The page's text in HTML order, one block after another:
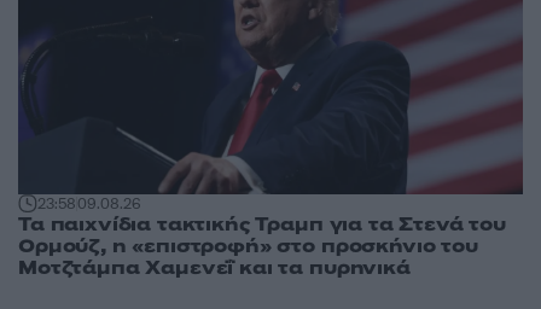
23:5809.08.26
Τα παιχνίδια τακτικής Τραμπ για τα Στενά του
Ορμούζ, η «επιστροφή» στο προσκήνιο του
Μοτζτάμπα Χαμενεΐ και τα πυρηνικά